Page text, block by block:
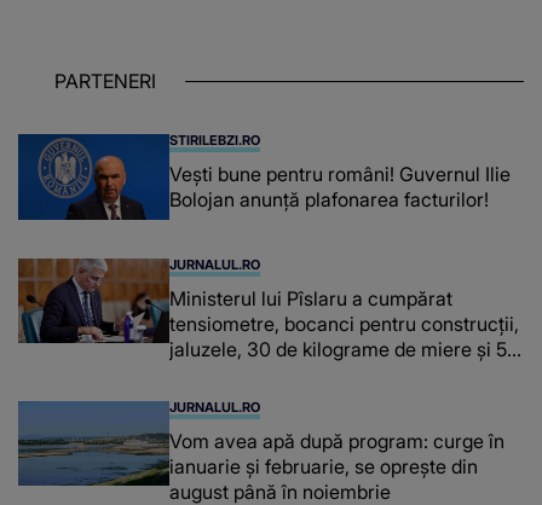
chiar și după trecerea anilor: "De
PARTENERI
STIRILEBZI.RO
Vești bune pentru români! Guvernul Ilie
Bolojan anunță plafonarea facturilor!
JURNALUL.RO
Ministerul lui Pîslaru a cumpărat
tensiometre, bocanci pentru construcții,
jaluzele, 30 de kilograme de miere și 50
JURNALUL.RO
Vom avea apă după program: curge în
ianuarie și februarie, se oprește din
august până în noiembrie